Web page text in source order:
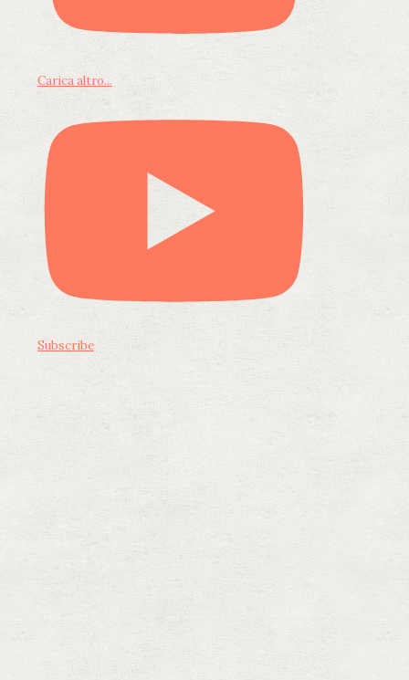
Carica altro...
Subscribe